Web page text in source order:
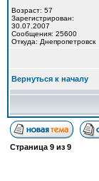
Возраст: 57
Зарегистрирован:
30.07.2007
Сообщения: 25600
Откуда: Днепропетровск
Вернуться к началу
Страница 9 из 9